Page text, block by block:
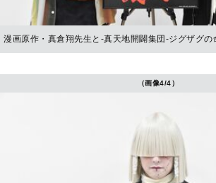
漫画原作・真倉翔先生と-真天地開闢集団-ジグザグ
（画像4/4）